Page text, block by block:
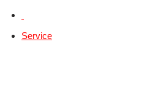
Service